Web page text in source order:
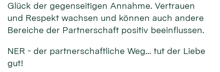
Glück der gegenseitigen Annahme. Vertrauen
und Respekt wachsen und können auch andere
Bereiche der Partnerschaft positiv beeinflussen.
NER - der partnerschaftliche Weg... tut der Liebe
gut!